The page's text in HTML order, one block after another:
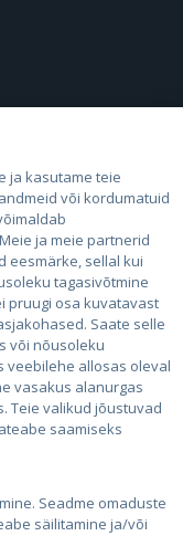
ja kasutame teie
või kordumatuid
ja meie partnerid
eesmärke, sellal kui
tagasivõtmine
pruugi osa kuvatavast
Saate selle
või nõusoleku
veebilehe allosas oleval
vasakus alanurgas
Teie valikud jõustuvad
saamiseks
Seadme omaduste
säilitamine ja/või